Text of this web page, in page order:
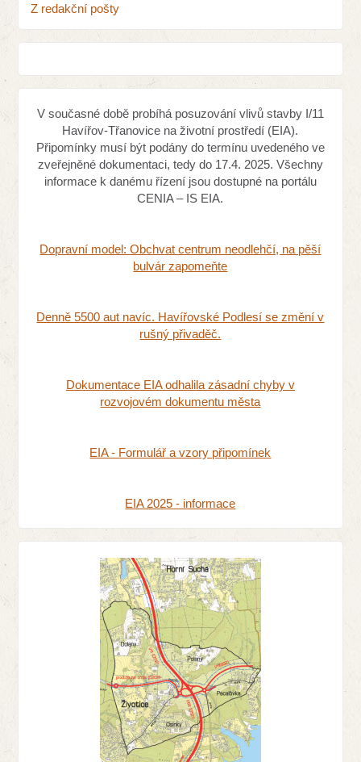
Z redakční pošty
V současné době probíhá posuzování vlivů stavby I/11
Havířov-Třanovice na životní prostředí (EIA).
Připomínky musí být podány do termínu uvedeného ve
zveřejněné dokumentaci, tedy do 17.4. 2025. Všechny
informace k danému řízení jsou dostupné na portálu
CENIA – IS EIA.
Dopravní model: Obchvat centrum neodlehčí, na pěší
bulvár zapomeňte
Denně 5500 aut navíc. Havířovské Podlesí se změní v
rušný přivaděč.
Dokumentace EIA odhalila zásadní chyby v
rozvojovém dokumentu města
EIA - Formulář a vzory připomínek
EIA 2025 - informace